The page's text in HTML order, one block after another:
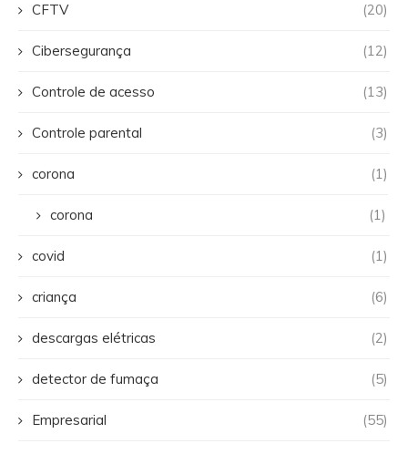
CFTV (20)
Cibersegurança (12)
Controle de acesso (13)
Controle parental (3)
corona (1)
corona (1)
covid (1)
criança (6)
descargas elétricas (2)
detector de fumaça (5)
Empresarial (55)